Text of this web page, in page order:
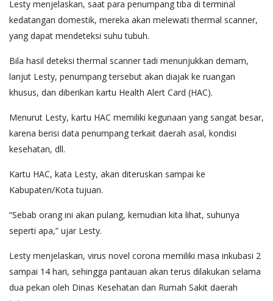
Lesty menjelaskan, saat para penumpang tiba di terminal
kedatangan domestik, mereka akan melewati thermal scanner,
yang dapat mendeteksi suhu tubuh.
Bila hasil deteksi thermal scanner tadi menunjukkan demam,
lanjut Lesty, penumpang tersebut akan diajak ke ruangan
khusus, dan diberikan kartu Health Alert Card (HAC).
Menurut Lesty, kartu HAC memiliki kegunaan yang sangat besar,
karena berisi data penumpang terkait daerah asal, kondisi
kesehatan, dll.
Kartu HAC, kata Lesty, akan diteruskan sampai ke
Kabupaten/Kota tujuan.
“Sebab orang ini akan pulang, kemudian kita lihat, suhunya
seperti apa,” ujar Lesty.
Lesty menjelaskan, virus novel corona memiliki masa inkubasi 2
sampai 14 hari, sehingga pantauan akan terus dilakukan selama
dua pekan oleh Dinas Kesehatan dan Rumah Sakit daerah